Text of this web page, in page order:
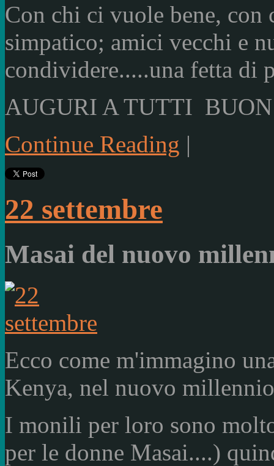
Con chi ci vuole bene, con
simpatico; amici vecchi e
condividere.....una fetta di
AUGURI A TUTTI
Continue Reading |
22 settembre
Masai del nuovo
Ecco come m'immagino
Kenya, nel nuovo
I monili per loro sono
per le donne Masai....)